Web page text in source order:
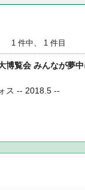
1 件中、 1 件目
博覧会 みんなが夢
ス -- 2018.5 --